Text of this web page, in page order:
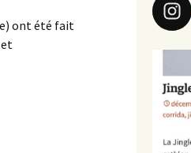
ont été fait